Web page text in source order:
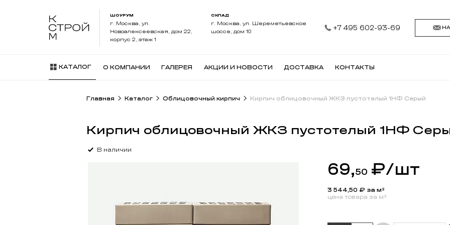
ШОУРУМ
г. Москва, ул.
Новоалексеевская, дом 22,
корпус 2, этаж 1
СКЛАД
г. Москва, ул. Шереметьевское
шоссе, дом 10
+7 495 602-93-69
КАТАЛОГ О КОМПАНИИ ГАЛЕРЕЯ АКЦИИ И НОВОСТИ ДОСТАВКА КОНТАКТЫ
Главная Каталог Облицовочный кирпич Кирпич облицовочный ЖКЗ пустотелый 1НФ Серый
Кирпич облицовочный ЖКЗ пустотелый 1НФ
В наличии
69,50 ₽/шт
3 544,50 ₽ за м²
цена товара за м²